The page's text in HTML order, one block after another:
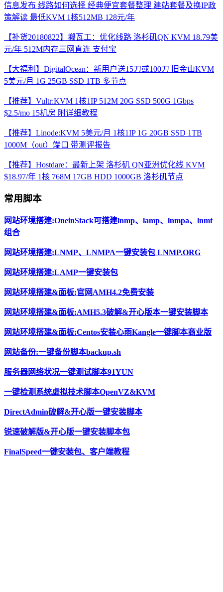
信息发布 线路如何选择 经典便宜套餐整理 建站套餐及换IP政
策解读 最低KVM 1核512MB 128元/年
【补货20180822】搬瓦工：优化线路 洛杉矶QN KVM 18.79美
元/年 512M内存三网直连 支付宝
【大福利】DigitalOcean：新用户送15刀或100刀 旧金山KVM
5美元/月 1G 25GB SSD 1TB 多节点
【推荐】Vultr:KVM 1核1IP 512M 20G SSD 500G 1Gbps
$2.5/mo 15机房 附详细教程
【推荐】Linode:KVM 5美元/月 1核1IP 1G 20GB SSD 1TB
1000M（out）端口 带测评报告
【推荐】Hostdare：最新上架 洛杉矶 QN亚洲优化线 KVM
$18.97/年 1核 768M 17GB HDD 1000GB 洛杉矶节点
常用脚本
网站环境搭建:OneinStack可搭建lnmp、lamp、lnmpa、lnmt
组合
网站环境搭建:LNMP、LNMPA一键安装包 LNMP.ORG
网站环境搭建:LAMP一键安装包
网站环境搭建&面板:官网AMH4.2免费安装
网站环境搭建&面板:AMH5.3破解&开心版本一键安装脚本
网站环境搭建&面板:Centos安装心雨Kangle一键脚本商业版
网站备份:一键备份脚本backup.sh
服务器网络状况一键测试脚本91YUN
一键检测系统虚拟技术脚本OpenVZ&KVM
DirectAdmin破解&开心版一键安装脚本
锐速破解版&开心版一键安装脚本包
FinalSpeed一键安装包、客户端教程